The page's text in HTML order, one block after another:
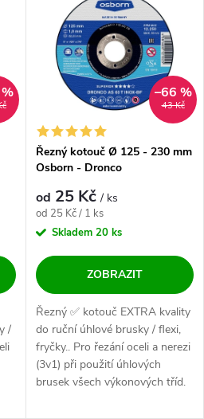
/
43 Kč
–66 %
Řezný kotouč Ø 125 - 230 mm
Osborn - Dronco
od 25 Kč/ ks
Měrná cena:
od 25 Kč / 1 ks
Skladem 20 ks
ZOBRAZIT
Řezný ✅ kotouč EXTRA kvality
do ruční úhlové brusky / flexi,
fryčky.. Pro řezání oceli a nerezi
(3v1) při použití úhlových
brusek všech výkonových tříd.